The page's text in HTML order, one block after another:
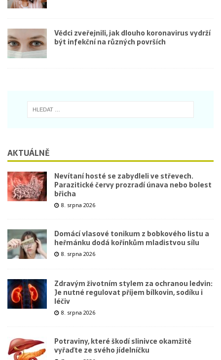
Vědci zveřejnili, jak dlouho koronavirus vydrží
být infekční na různých površích
AKTUÁLNĚ
Nevítaní hosté se zabydleli ve střevech.
Parazitické červy prozradí únava nebo bolest
břicha
8. srpna 2026
Domácí vlasové tonikum z bobkového listu a
heřmánku dodá kořínkům mladistvou sílu
8. srpna 2026
Zdravým životním stylem za ochranou ledvin:
Je nutné regulovat příjem bílkovin, sodíku i
léčiv
8. srpna 2026
Potraviny, které škodí slinivce okamžitě
vyřaďte ze svého jídelníčku